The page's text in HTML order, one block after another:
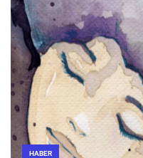
HABER